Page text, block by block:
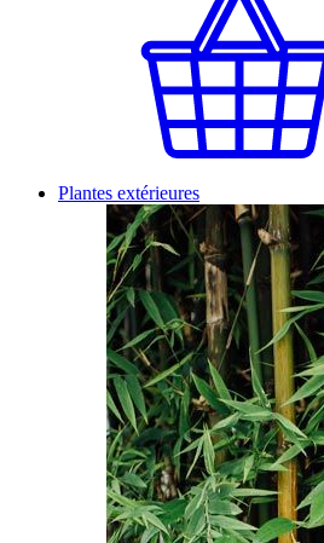
Plantes extérieures